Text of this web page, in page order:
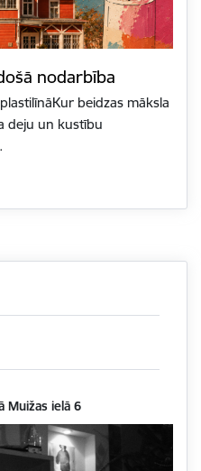
nodarbība
beidzas māksla
deju un kustību
Muižas ielā 6